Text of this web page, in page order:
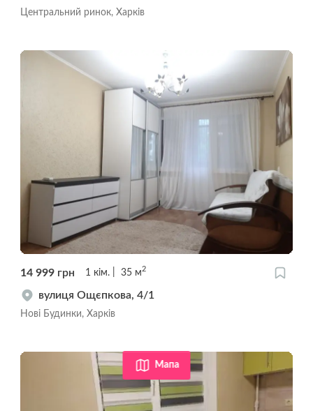
Мапа
Центральний ринок, Харків
14 999 грн 1 кім. 35 м2
вулиця Ощєпкова, 4/1
Нові Будинки, Харків